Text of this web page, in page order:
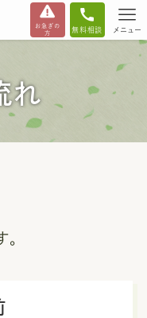
お急ぎの
方
無料相談 メニュー
れ
。